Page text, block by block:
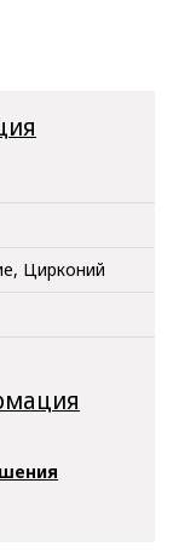
Цирконий